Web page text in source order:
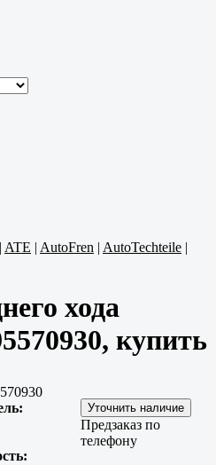
| ATE | AutoFren | AutoTechteile |
хода
купить
Предзаказ по
телефону